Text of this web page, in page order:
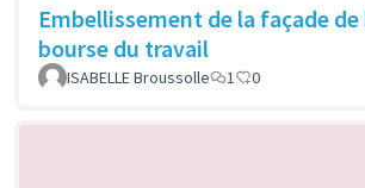
Embellissement de la façade de
bourse du travail
ISABELLE Broussolle 1 0